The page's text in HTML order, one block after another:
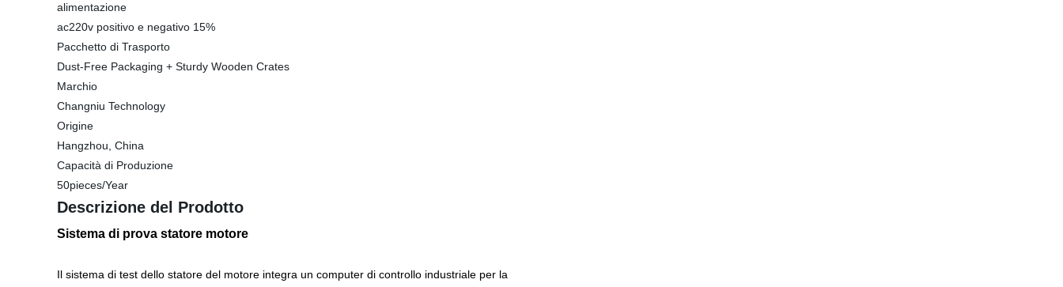
alimentazione
ac220v positivo e negativo 15%
Pacchetto di Trasporto
Dust-Free Packaging + Sturdy Wooden Crates
Marchio
Changniu Technology
Origine
Hangzhou, China
Capacità di Produzione
50pieces/Year
Descrizione del Prodotto
Sistema di prova statore motore
Il sistema di test dello statore del motore integra un computer di controllo industriale per la